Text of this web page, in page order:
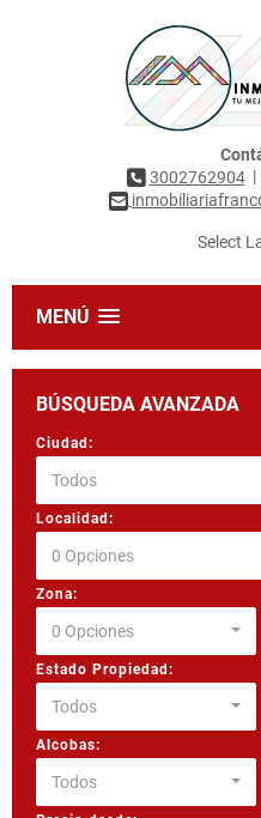
3002762904|
Select
MENÚ
BÚSQUEDA AVANZADA
Ciudad:
Todos
Localidad:
0 Opciones
Zona:
0 Opciones
Estado Propiedad:
Todos
Alcobas:
Todos